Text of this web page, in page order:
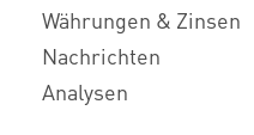
Währungen & Zinsen
Nachrichten
Analysen